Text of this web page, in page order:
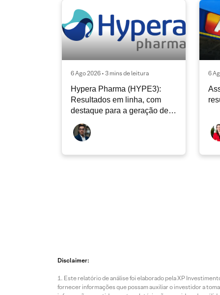
6 Ago 2026 • 3 mins de leitura
Hypera Pharma (HYPE3):
Resultados em linha, com
destaque para a geração de
6
Disclaimer:
Este relatório de análise foi elaborado pela XP
fornecer informações que possam auxiliar o investidor a